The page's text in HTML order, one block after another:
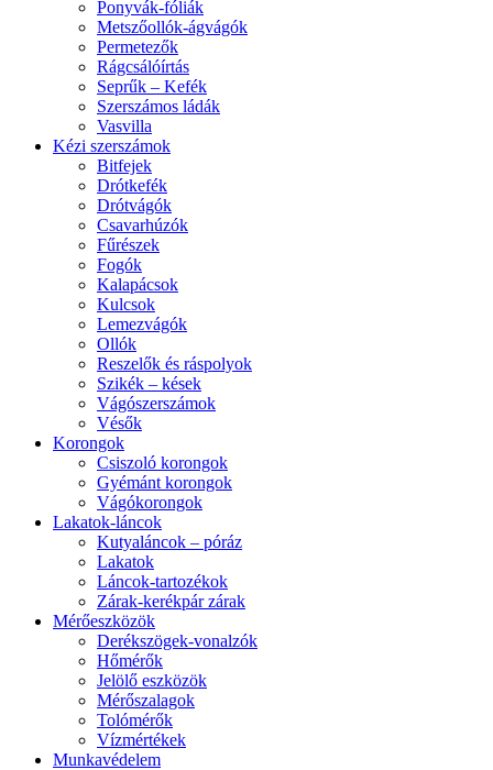
Ponyvák-fóliák
Metszőollók-ágvágók
Permetezők
Rágcsálóírtás
Seprűk – Kefék
Szerszámos ládák
Vasvilla
Kézi szerszámok
Bitfejek
Drótkefék
Drótvágók
Csavarhúzók
Fűrészek
Fogók
Kalapácsok
Kulcsok
Lemezvágók
Ollók
Reszelők és ráspolyok
Szikék – kések
Vágószerszámok
Vésők
Korongok
Csiszoló korongok
Gyémánt korongok
Vágókorongok
Lakatok-láncok
Kutyaláncok – póráz
Lakatok
Láncok-tartozékok
Zárak-kerékpár zárak
Mérőeszközök
Derékszögek-vonalzók
Hőmérők
Jelölő eszközök
Mérőszalagok
Tolómérők
Vízmértékek
Munkavédelem